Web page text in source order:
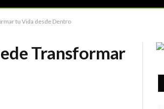
tu Vida desde Dentro
Transformar